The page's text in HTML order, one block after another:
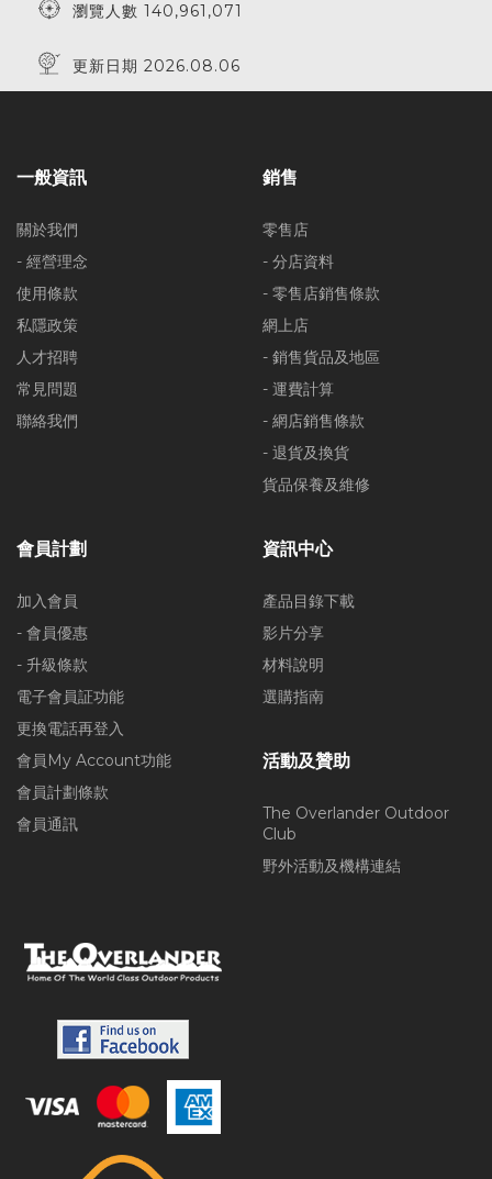
瀏覽人數 140,961,071
更新日期 2026.08.06
一般資訊
關於我們
- 經營理念
使用條款
私隱政策
人才招聘
常見問題
聯絡我們
銷售
零售店
- 分店資料
- 零售店銷售條款
網上店
- 銷售貨品及地區
- 運費計算
- 網店銷售條款
- 退貨及換貨
貨品保養及維修
會員計劃
加入會員
- 會員優惠
- 升級條款
電子會員証功能
更換電話再登入
會員My Account功能
會員計劃條款
會員通訊
資訊中心
產品目錄下載
影片分享
材料說明
選購指南
活動及贊助
The Overlander Outdoor
Club
野外活動及機構連結